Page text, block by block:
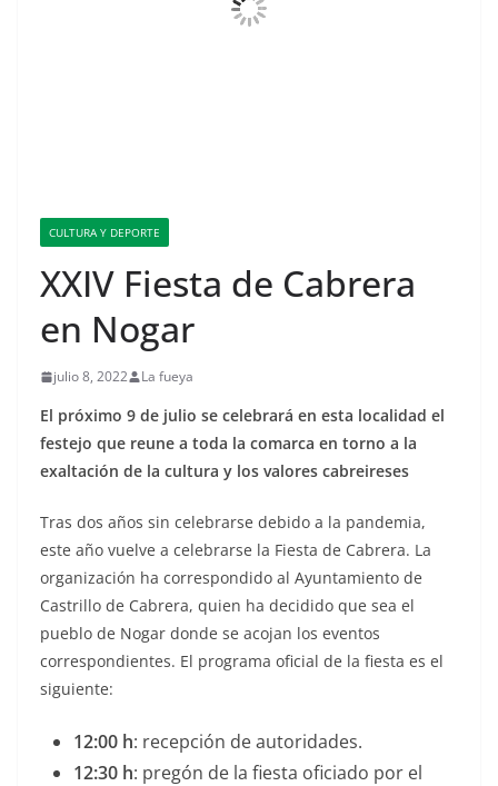
CULTURA Y DEPORTE
XXIV Fiesta de Cabrera
en Nogar
julio 8, 2022 La fueya
El próximo 9 de julio se celebrará en esta localidad el
festejo que reune a toda la comarca en torno a la
exaltación de la cultura y los valores cabreireses
Tras dos años sin celebrarse debido a la pandemia,
este año vuelve a celebrarse la Fiesta de Cabrera. La
organización ha correspondido al Ayuntamiento de
Castrillo de Cabrera, quien ha decidido que sea el
pueblo de Nogar donde se acojan los eventos
correspondientes. El programa oficial de la fiesta es el
siguiente:
12:00 h: recepción de autoridades.
12:30 h: pregón de la fiesta oficiado por el